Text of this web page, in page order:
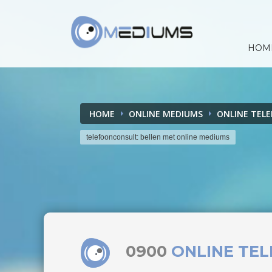
HOME ONLINE MEDIUMS ONLINE
telefoonconsult: bellen met online mediums
0900 ONLINE